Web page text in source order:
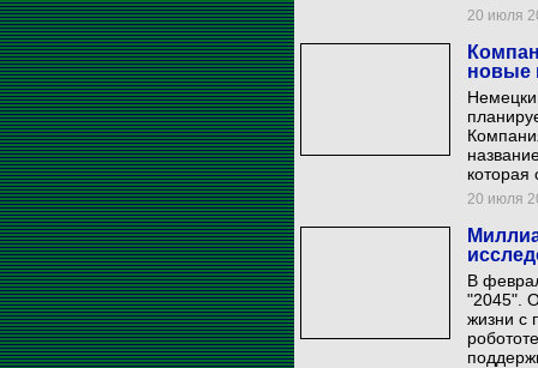
20 июля
новые
которая
20 июля
В
"2045".
жизни с